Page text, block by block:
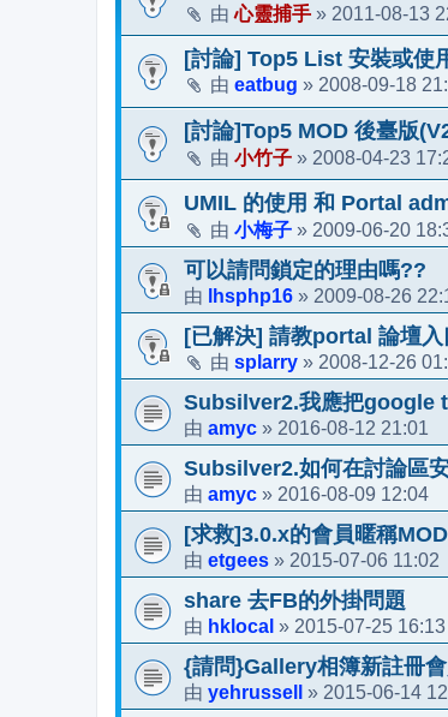
由心靈捕手 » 2011-08-13
[討論] Top5 List 安裝或使
由 eatbug » 2008-09-18
[討論]Top5 MOD 後臺版
由 小竹子 » 2008-04-23
UMIL 的使用 和 Portal
由 小梅子 » 2009-06-20
可以請問鎖定的理由嗎??
由 lhsphp16 » 2009-08-26
[已解決] 請教portal 論壇
由 splarry » 2008-12-26
Subsilver2.我應把google
由 amyc » 2016-08-12 21:01
Subsilver2.如何在討論區
由 amyc » 2016-08-09 12:04
[求救]3.0.x的會員暱稱MOD
由 etgees » 2015-07-06 11:02
share 去FB的外掛問題
由 hklocal » 2015-07-25 16:13
{請問}Gallery相簿新註冊
由 yehrussell » 2015-06-14